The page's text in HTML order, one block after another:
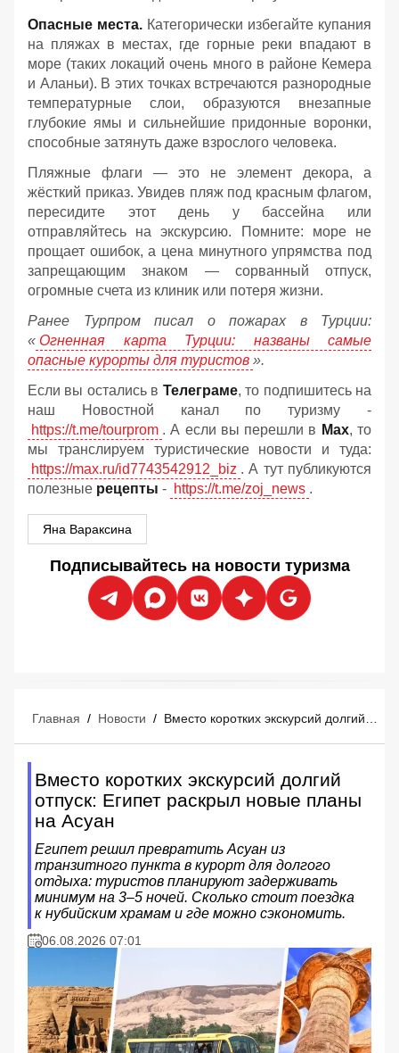
Опасные места. Категорически избегайте купания
на пляжах в местах, где горные реки впадают в
море (таких локаций очень много в районе Кемера
и Аланьи). В этих точках встречаются разнородные
температурные слои, образуются внезапные
глубокие ямы и сильнейшие придонные воронки,
способные затянуть даже взрослого человека.
Пляжные флаги — это не элемент декора, а
жёсткий приказ. Увидев пляж под красным флагом,
пересидите этот день у бассейна или
отправляйтесь на экскурсию. Помните: море не
прощает ошибок, а цена минутного упрямства под
запрещающим знаком — сорванный отпуск,
огромные счета из клиник или потеря жизни.
Ранее Турпром писал о пожарах в Турции:
« Огненная карта Турции: названы самые
опасные курорты для туристов ».
Если вы остались в Телеграме, то подпишитесь на
наш Новостной канал по туризму -
https://t.me/tourprom . А если вы перешли в Мах, то
мы транслируем туристические новости и туда:
https://max.ru/id7743542912_biz . А тут публикуются
полезные рецепты - https://t.me/zoj_news .
Яна Вараксина
Подписывайтесь на новости туризма
Главная / Новости /
Вместо коротких экскурсий долгий
отпуск: Египет раскрыл новые планы
на Асуан
Египет решил превратить Асуан из
транзитного пункта в курорт для долгого
отдыха: туристов планируют задерживать
минимум на 3–5 ночей. Сколько стоит поездка
к нубийским храмам и где можно сэкономить.
06.08.2026 07:01